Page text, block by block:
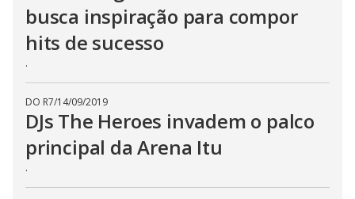
busca inspiração para compor
hits de sucesso
.
DO R7/14/09/2019
DJs The Heroes invadem o palco
principal da Arena Itu
.